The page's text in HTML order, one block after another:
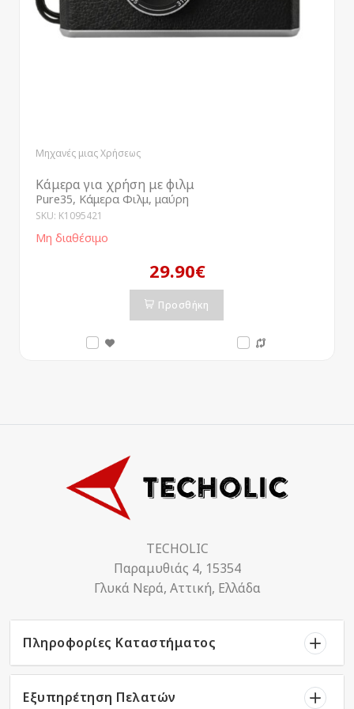
Μηχανές μιας Χρήσεως
Κάμερα για χρήση με φιλμ
Pure35, Κάμερα Φιλμ, μαύρη
SKU: K1095421
Μη διαθέσιμο
29.90€
Προσθήκη
TECHOLIC
Παραμυθιάς 4, 15354
Γλυκά Νερά, Αττική, Ελλάδα
Πληροφορίες Καταστήματος
Εξυπηρέτηση Πελατών